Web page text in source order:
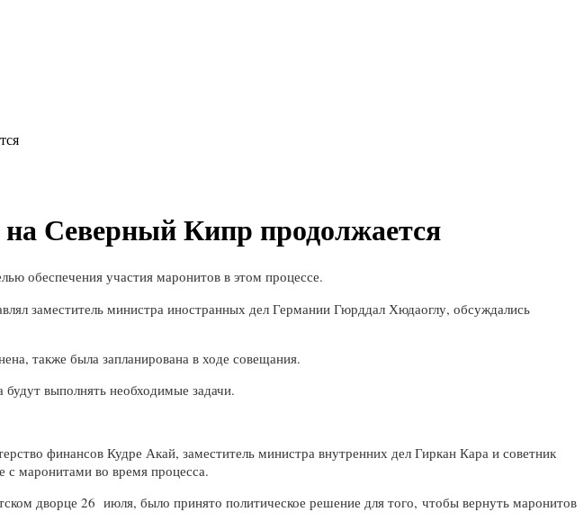
Северный Кипр продолжается
обеспечения участия маронитов в этом процессе.
заместитель министра иностранных дел Германии Гюрддал Хюдаоглу, обсуждались
также была запланирована в ходе совещания.
выполнять необходимые задачи.
финансов Кудре Акай, заместитель министра внутренних дел Гиркан Кара и советник
с маронитами во время процесса.
дворце 26 июля, было принято политическое решение для того, чтобы вернуть маронитов